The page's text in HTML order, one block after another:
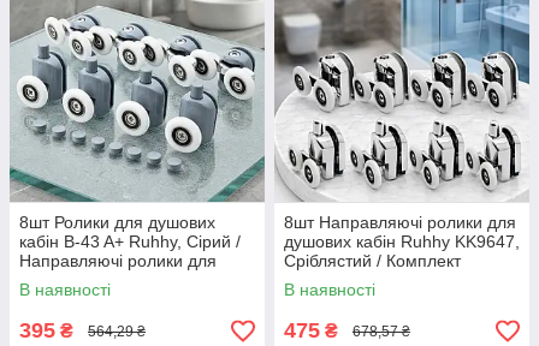
8шт Ролики для душових
кабін B-43 A+ Ruhhy, Сірий /
Направляючі ролики для
гідромасажних боксів /
Комплект роликів для
В наявності
395 ₴ 564,29 ₴
8шт Направляючі ролики для
душових кабін Ruhhy KK9647,
Сріблястий / Комплект
роликів для гідромасажних
боксів та кабін
В наявності
475 ₴ 678,57 ₴